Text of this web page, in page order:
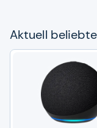
Aktu­ell